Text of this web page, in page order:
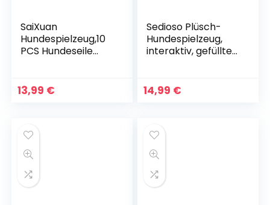
SaiXuan
Hundespielzeug,10
PCS Hundeseile
Haustiere,Interaktiv
es Kauspielzeug
Zahnreinigung des
Hundes,für Welpe
Kleine/Mittlere
Hunde
13,99 €
Sedioso Plüsch-
Hundespielzeug,
interaktiv, gefüllter
gegen Langeweile,
Kauspielzeug,
Hundespielzeug für
Welpen, kleine,
mittelgroße und
große Rassen
14,99 €